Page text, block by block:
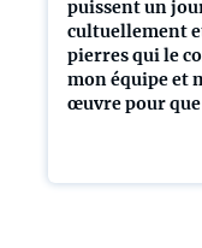
puissent un
cultuellement
pierres qui le
mon équipe et
œuvre pour que